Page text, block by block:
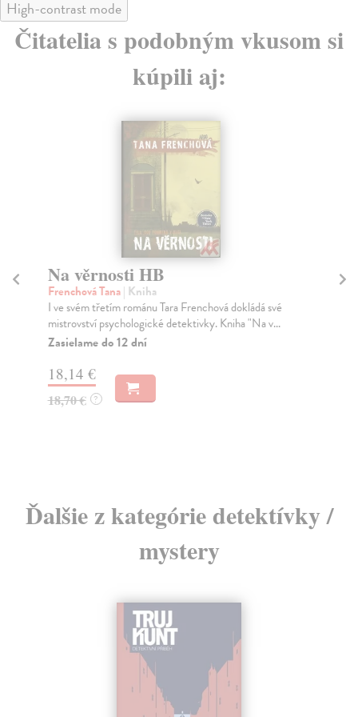
High-contrast mode
Čitatelia s podobným vkusom si
kúpili aj:
Odpustit můžeme, zapomenout
nesmíme
Vaněk Jan| Kniha
Paměti Jana Vaňka „Odpustit můžeme, zapomenout
nesmíme“ se v autorově podání stávají, odhlédneme-li
Na sklade
13,68 €
Ďalšie z kategórie detektívky /
mystery